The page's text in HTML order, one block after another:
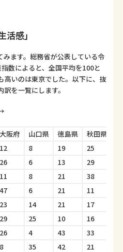
活感」
みます。総務省が公表している令
数によると、全国平均を100と
高いのは東京でした。以下に、抜
を一覧にします。
大阪府 山口県 徳島県 秋田県
12 8 19 25
26 6 13 29
11 8 21 38
47 6 21 11
23 14 21 17
29 25 10 16
26 4 43 33
8 35 42 21